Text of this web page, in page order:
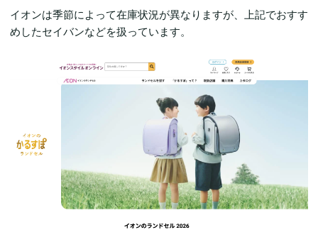
イオンは季節によって在庫状況が異なりますが、上記でおすす
めしたセイバンなどを扱っています。